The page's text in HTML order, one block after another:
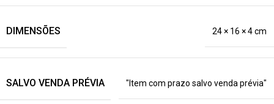
DIMENSÕES 24 × 16 × 4 cm
SALVO VENDA PRÉVIA "Item com prazo salvo venda prévia"